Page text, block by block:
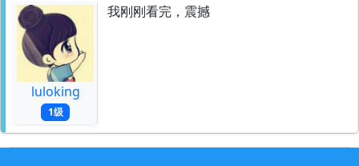
luloking
1级
我刚刚看完，震撼